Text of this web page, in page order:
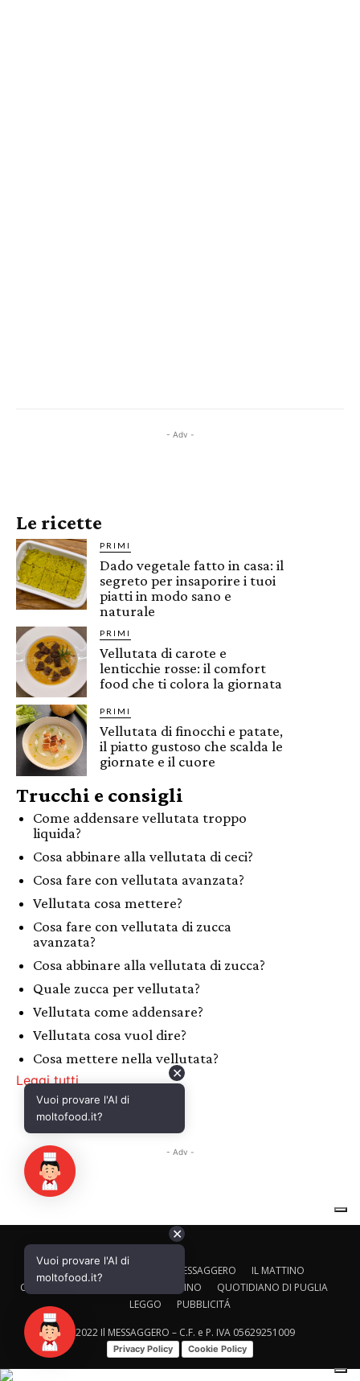
CALTAGIRONE EDITORE IL MESSAGGERO
IL MATTINO
CORRIERE ADRIATICO
IL GAZZETTINO
QUOTIDIANO DI PUGLIA
LEGGO
PUBBLICITÁ
© 2022 Il MESSAGGERO – C.F. e P. IVA 05629251009
Privacy Policy Cookie Policy
✕
Vuoi provare l'AI di
moltofood.it?